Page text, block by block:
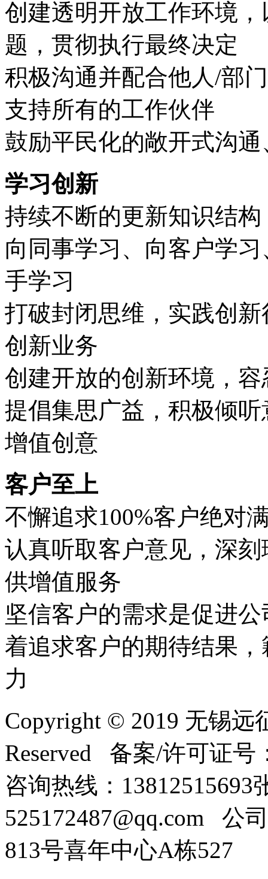
创建透明开放工作环境
题，贯彻执行最终决定
积极沟通并配合他人/部
支持所有的工作伙伴
鼓励平民化的敞开式沟
学习创新
持续不断的更新知识结
向同事学习、向客户学
手学习
打破封闭思维，实践创
创新业务
创建开放的创新环境，
提倡集思广益，积极倾
增值创意
客户至上
不懈追求100%客户绝对
认真听取客户意见，深
供增值服务
坚信客户的需求是促进
着追求客户的期待结果
力
Copyright © 2019 无锡远
Reserved 备案/许可证号
咨询热线：
525172487@qq.com 公
813号喜年中心A栋527